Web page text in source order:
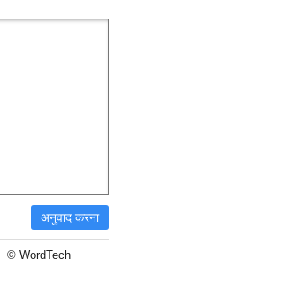
© WordTech